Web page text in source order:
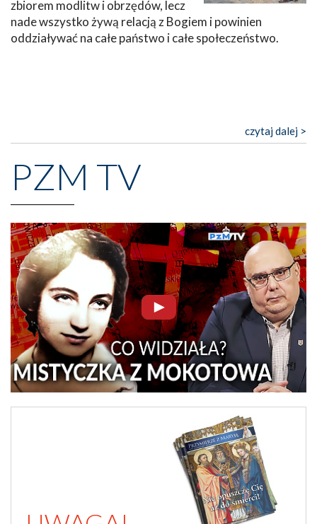
zbiorem modlitw i obrzędów, lecz
nade wszystko żywą relacją z Bogiem i powinien
oddziaływać na całe państwo i całe społeczeństwo.
czytaj dalej >
PZM TV